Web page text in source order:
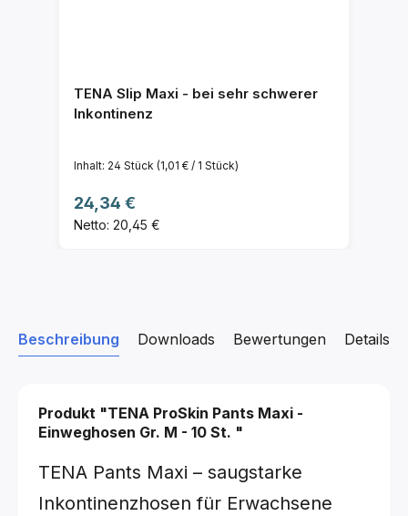
TENA Slip Maxi - bei sehr schwerer
Inkontinenz
Inhalt: 24 Stück (1,01 € / 1 Stück)
Regulärer Preis:
24,34 €
Netto: 20,45 €
Beschreibung Downloads Details
Bewertungen
Produkt "TENA ProSkin Pants Maxi -
Einweghosen Gr. M - 10 St. "
TENA Pants Maxi – saugstarke
Inkontinenzhosen für Erwachsene